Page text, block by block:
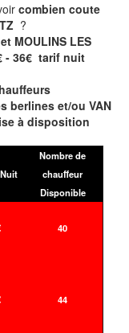
combien coute
?
MOULINS LES
- 36€ tarif nuit
berlines et/ou VAN
à disposition
Nombre de
chauffeur
Disponible
40
44